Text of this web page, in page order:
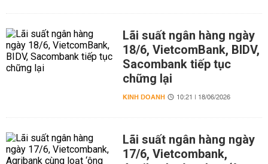
Lãi suất ngân hàng ngày
18/6, VietcomBank, BIDV,
Sacombank tiếp tục
chững lại
KINH DOANH 10:21 | 18/06/2026
Lãi suất ngân hàng ngày
17/6, Vietcombank,